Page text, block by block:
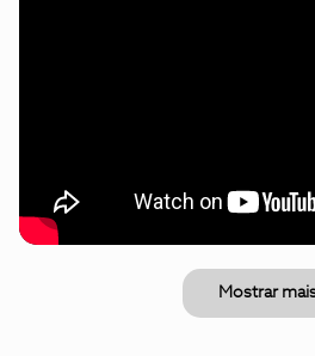
Mostrar